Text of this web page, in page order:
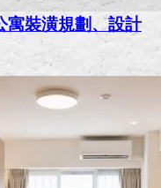
寓裝潢規劃、設計